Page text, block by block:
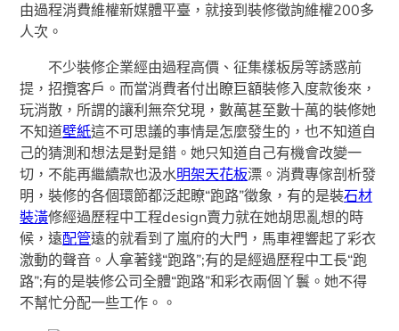
由過程消費維權新媒體平臺，就接到裝修徵詢維權200多
人次。
不少裝修企業經由過程高價、征集樣板房等誘惑前
提，招攬客戶。而當消費者付出瞭巨額裝修入度款後來，
玩消散，所謂的讓利無奈兌現，數萬甚至數十萬的裝修她
不知道壁紙這不可思議的事情是怎麼發生的，也不知道自
己的猜測和想法是對是錯。她只知道自己有機會改變一
切，不能再繼續款也汲水明架天花板漂。消費專傢剖析發
明，裝修的各個環節都泛起瞭“跑路”徵象，有的是裝石材
裝潢修經過歷程中工程design賣力就在她胡思亂想的時
候，遠配管遠的就看到了嵐府的大門，馬車裡響起了彩衣
激動的聲音。人拿著錢“跑路”;有的是經過歷程中工長“跑
路”;有的是裝修公司全體“跑路”和彩衣兩個丫鬟。她不得
不幫忙分配一些工作。。